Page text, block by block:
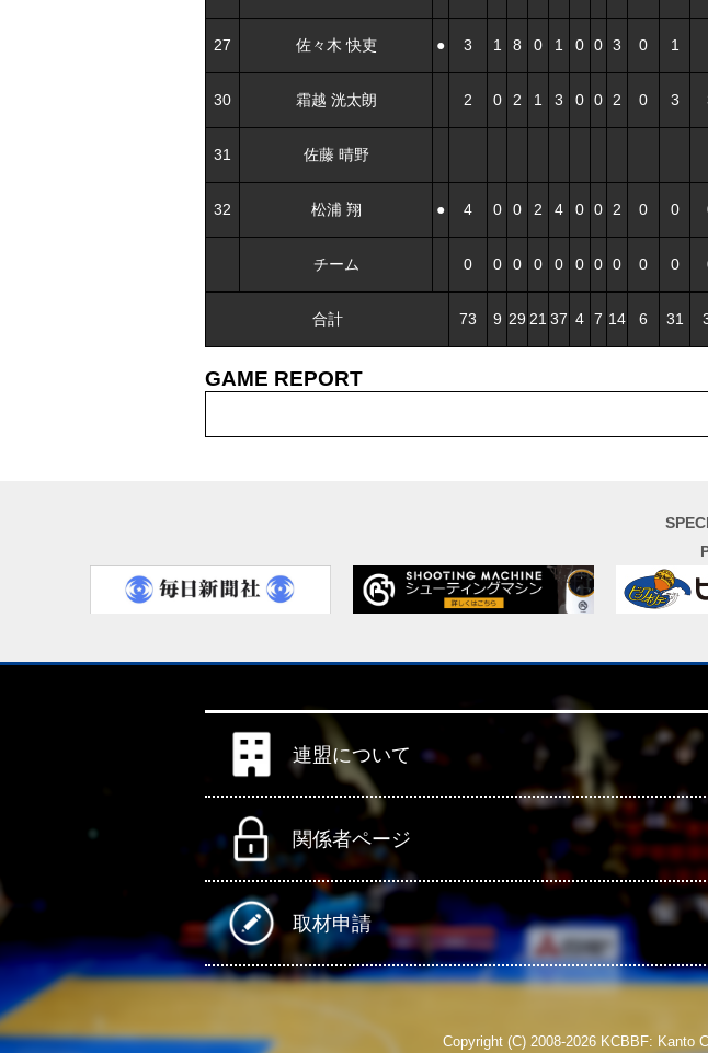
27 佐々木 快吏 ● 3 1 8 0 1 0 0 3 0 1
30 霜越 洸太朗 2 0 2 1 3 0 0 2 0 3
31 佐藤 晴野
32 松浦 翔 ● 4 0 0 2 4 0 0 2 0 0
チーム 0 0 0 0 0 0 0 0 0 0
合計 73 9 29 21 37 4 7 14 6 31
GAME REPORT
連盟について
関係者ページ
取材申請
Copyright (C) 2008-2026 KCBBF: Kanto